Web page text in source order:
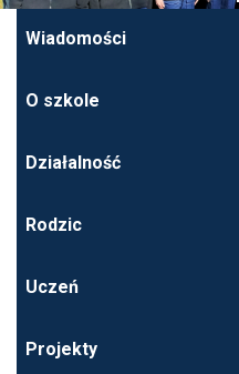
Wiadomości
O szkole
Działalność
Rodzic
Uczeń
Projekty